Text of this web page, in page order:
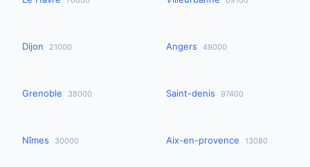
Dijon 21000 Angers 49000
Grenoble 38000 Saint-denis 97400
Nîmes 30000 Aix-en-provence 13080